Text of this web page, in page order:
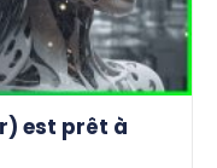
est prêt à